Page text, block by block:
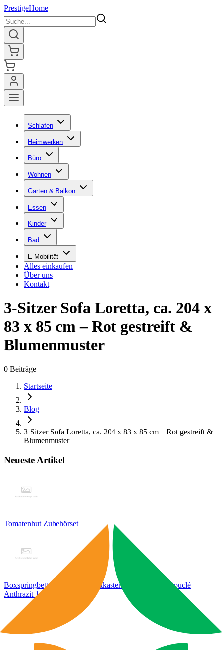
PrestigeHome
Schlafen
Heimwerken
Büro
Wohnen
Garten & Balkon
Essen
Kinder
Bad
E-Mobilität
Alles einkaufen
Über uns
Kontakt
3-Sitzer Sofa Loretta, ca. 204 x
83 x 85 cm – Rot gestreift &
Blumenmuster
0 Beiträge
Startseite
Blog
3-Sitzer Sofa Loretta, ca. 204 x 83 x 85 cm – Rot gestreift &
Blumenmuster
Neueste Artikel
Tomatenhut Zubehörset
Boxspringbett KAIRO mit Bettkasten Visco Topper Bouclé
Anthrazit 140×200